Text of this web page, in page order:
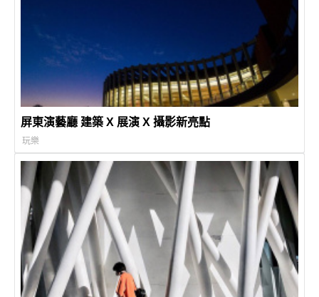
屏東演藝廳 建築 X 展演 X 攝影新亮點
玩樂